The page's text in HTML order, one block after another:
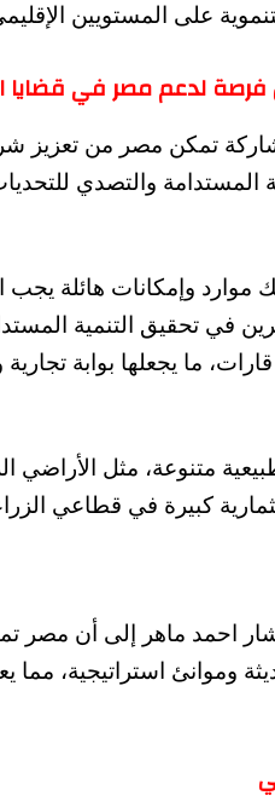
على المستويين
فرصة لدعم مصر في قضايا
تمكن مصر من تعزيز
المستدامة والتصدي
وإمكانات هائلة يجب
في تحقيق التنمية
ما يجعلها بوابة
متنوعة، مثل الأراضي
كبيرة في قطاعي
احمد ماهر إلى أن مصر
وموانئ استراتيجية، مما